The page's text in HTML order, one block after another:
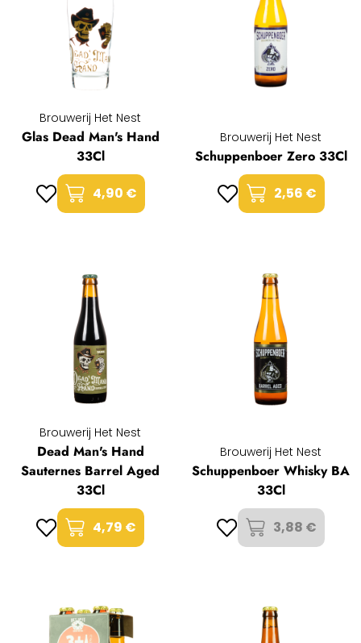
Brouwerij Het Nest
Glas Dead Man's Hand
33Cl
4,90 €
Brouwerij Het Nest
Schuppenboer Zero 33Cl
2,56 €
Brouwerij Het Nest
Dead Man's Hand
Sauternes Barrel Aged
33Cl
4,79 €
Brouwerij Het Nest
Schuppenboer Whisky BA
33Cl
3,88 €